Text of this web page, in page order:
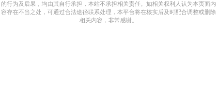
的行为及后果，均由其自行承担，本站不承担相关责任。如相关权利人认为本页面内
容存在不当之处，可通过合法途径联系处理，本平台将在核实后及时配合调整或删除
相关内容，非常感谢。